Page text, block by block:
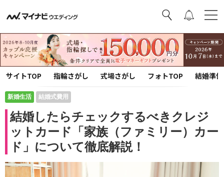
サイトTOP 指輪さがし 式場さがし フォトTOP 結婚準
新婚生活 結婚式費用
結婚したらチェックするべきクレジ
ットカード「家族（ファミリー）カー
ド」について徹底解説！